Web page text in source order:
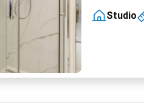
Studio